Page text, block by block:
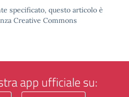
specificato, questo articolo è
Creative Commons
app ufficiale su: